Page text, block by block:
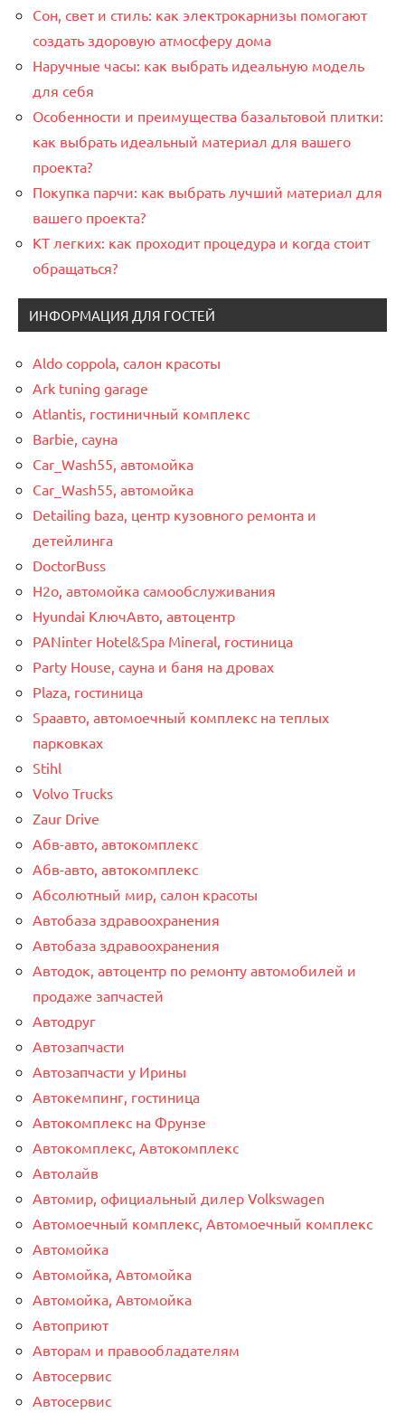
Сон, свет и стиль: как электрокарнизы помогают
создать здоровую атмосферу дома
Наручные часы: как выбрать идеальную модель
для себя
Особенности и преимущества базальтовой плитки:
как выбрать идеальный материал для вашего
проекта?
Покупка парчи: как выбрать лучший материал для
вашего проекта?
КТ легких: как проходит процедура и когда стоит
обращаться?
ИНФОРМАЦИЯ ДЛЯ ГОСТЕЙ
Aldo coppola, салон красоты
Ark tuning garage
Atlantis, гостиничный комплекс
Barbie, сауна
Car_Wash55, автомойка
Car_Wash55, автомойка
Detailing baza, центр кузовного ремонта и
детейлинга
DoctorBuss
H2o, автомойка самообслуживания
Hyundai КлючАвто, автоцентр
PANinter Hotel&Spa Mineral, гостиница
Party House, сауна и баня на дровах
Plaza, гостиница
Spaавто, автомоечный комплекс на теплых
парковках
Stihl
Volvo Trucks
Zaur Drive
Абв-авто, автокомплекс
Абв-авто, автокомплекс
Абсолютный мир, салон красоты
Автобаза здравоохранения
Автобаза здравоохранения
Автодок, автоцентр по ремонту автомобилей и
продаже запчастей
Автодруг
Автозапчасти
Автозапчасти у Ирины
Автокемпинг, гостиница
Автокомплекс на Фрунзе
Автокомплекс, Автокомплекс
Автолайв
Автомир, официальный дилер Volkswagen
Автомоечный комплекс, Автомоечный комплекс
Автомойка
Автомойка, Автомойка
Автомойка, Автомойка
Автоприют
Авторам и правообладателям
Автосервис
Автосервис